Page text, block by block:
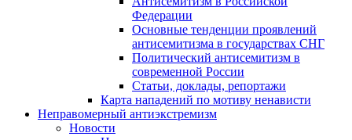
Федерации
Основные тенденции проявлений
антисемитизма в государствах СНГ
Политический антисемитизм в
современной России
Статьи, доклады, репортажи
Карта нападений по мотиву ненависти
Неправомерный антиэкстремизм
Новости